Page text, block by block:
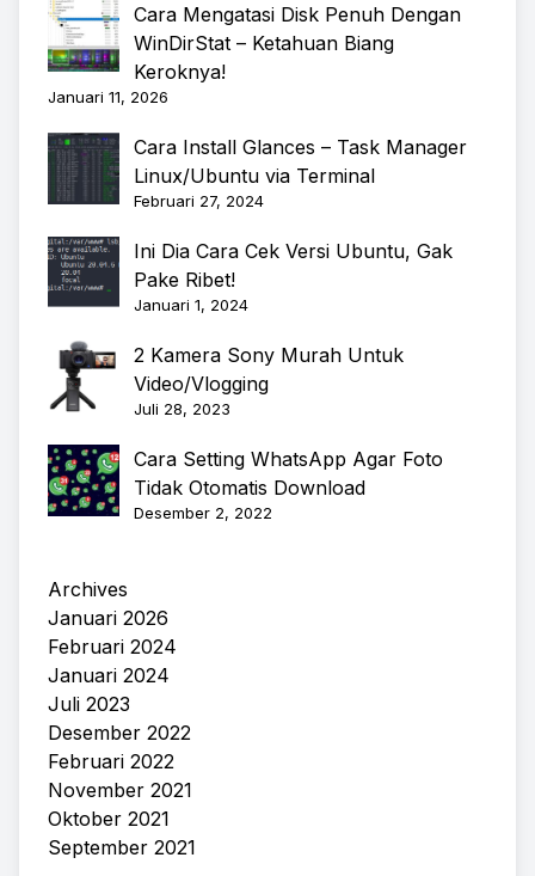
Cara Mengatasi Disk Penuh Dengan
WinDirStat – Ketahuan Biang
Keroknya!
Januari 11, 2026
Cara Install Glances – Task Manager
Linux/Ubuntu via Terminal
Februari 27, 2024
Ini Dia Cara Cek Versi Ubuntu, Gak
Pake Ribet!
Januari 1, 2024
2 Kamera Sony Murah Untuk
Video/Vlogging
Juli 28, 2023
Cara Setting WhatsApp Agar Foto
Tidak Otomatis Download
Desember 2, 2022
Archives
Januari 2026
Februari 2024
Januari 2024
Juli 2023
Desember 2022
Februari 2022
November 2021
Oktober 2021
September 2021